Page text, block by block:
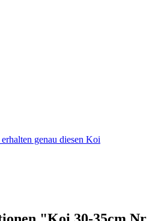
erhalten genau diesen Koi